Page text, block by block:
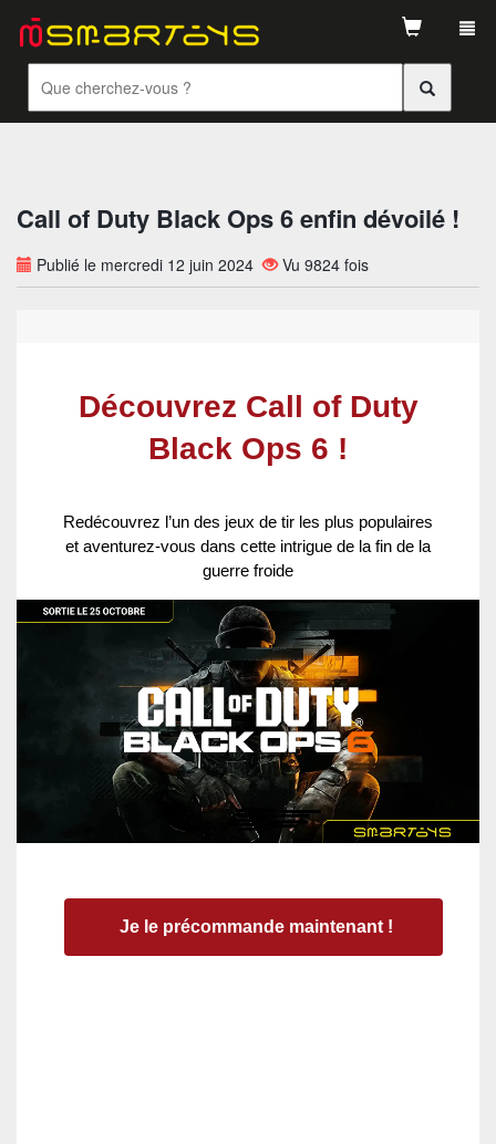
Call of Duty Black Ops 6 enfin dévoilé !
Publié le mercredi 12 juin 2024 Vu 9824 fois
Découvrez Call of Duty
Black Ops 6 !
Redécouvrez l’un des jeux de tir les plus populaires
et aventurez-vous dans cette intrigue de la fin de la
guerre froide
Je le précommande maintenant !